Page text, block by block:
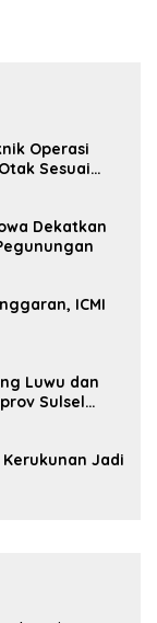
Operasi
Sesuai
Dekatkan
ICMI
Luwu dan
Sulsel
Jadi